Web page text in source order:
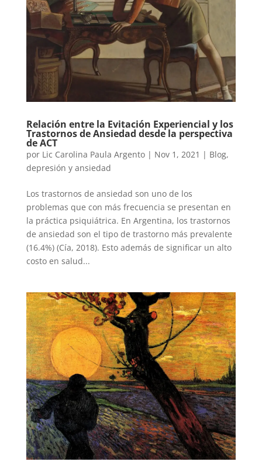
Relación entre la Evitación Experiencial y los
Trastornos de Ansiedad desde la perspectiva
de ACT
por Lic Carolina Paula Argento| Nov 1, 2021 | Blog,
depresión y ansiedad
Los trastornos de ansiedad son uno de los
problemas que con más frecuencia se presentan en
la práctica psiquiátrica. En Argentina, los trastornos
de ansiedad son el tipo de trastorno más prevalente
(16.4%) (Cía, 2018). Esto además de significar un alto
costo en salud...